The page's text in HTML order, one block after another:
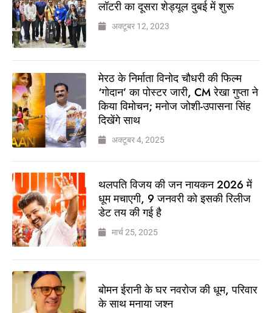
लॉटरी का दूसरा शेड्यूल दुबई में शुरू
अक्टूबर 12, 2023
मेरठ के निर्माता विनोद चौधरी की फिल्म
‘गोदान’ का पोस्टर जारी, CM रेखा गुप्ता ने
किया विमोचन; मनोज जोशी-उपासना सिंह
दिखेंगे साथ
अक्टूबर 4, 2025
थलपति विजय की जन नायकन 2026 में
धूम मचाएगी, 9 जनवरी को इसकी रिलीज
डेट तय की गई है
मार्च 25, 2025
बोमन ईरानी के घर नवरोज की धूम, परिवार
के साथ मनाया जश्न